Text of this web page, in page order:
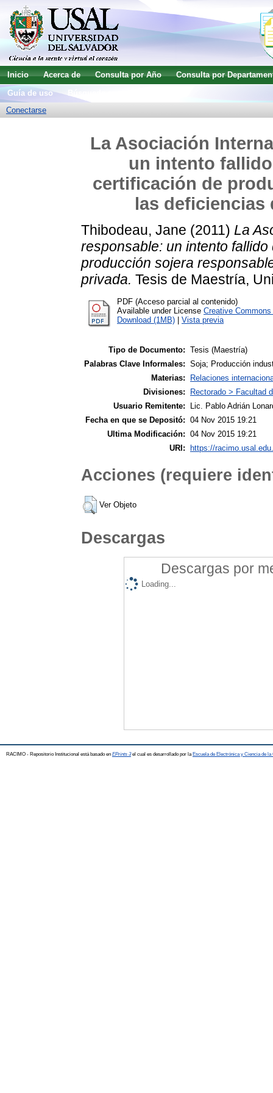
Inicio Acerca de Consulta por Año
Consulta por
Guía de uso
Conectarse
La Asociación
un intento
certificación de
las deficiencias
Thibodeau, Jane (2011) La
responsable: un intento
producción sojera
privada. Tesis de Maestría,
PDF (Acceso parcial al contenido)
Available under License Creative
Download (1MB)
Vista previa
Tipo de Documento: Tesis (Maestría)
Palabras Clave Informales: Soja; Producción
Materias:
Relaciones
Divisiones:
Rectorado > Facultad
Usuario Remitente:
Lic. Pablo Adrián
Fecha en que se Depositó: 04 Nov 2015 19:21
Ultima Modificación: 04 Nov 2015 19:21
URI:
https://
Acciones (requiere
Ver Objeto
Descargas
Descargas por
Loading...
RACIMO - Repositorio Institucional está basado en EPrints 3el cual es desarrollado por la Escuela de Electrónica y Ciencia de la